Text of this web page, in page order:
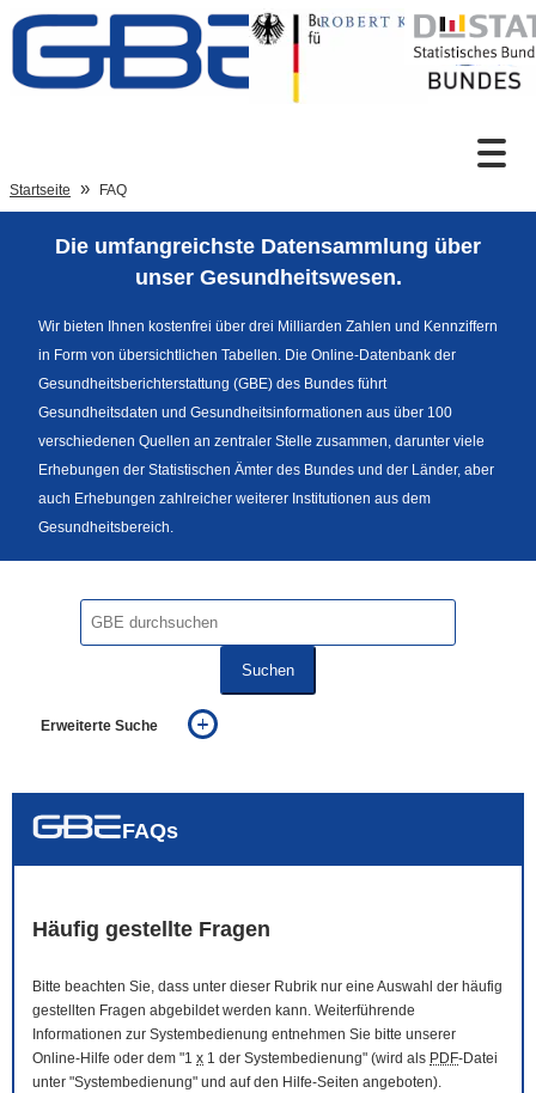
Zum Inhalt
Sprachumschaltung
Fußzeile
Startseite FAQ
Die umfangreichste Datensammlung über
unser Gesundheitswesen.
Wir bieten Ihnen kostenfrei über drei Milliarden Zahlen und Kennziffern
in Form von übersichtlichen Tabellen. Die Online-Datenbank der
Gesundheitsberichterstattung (GBE) des Bundes führt
Gesundheitsdaten und Gesundheitsinformationen aus über 100
verschiedenen Quellen an zentraler Stelle zusammen, darunter viele
Erhebungen der Statistischen Ämter des Bundes und der Länder, aber
auch Erhebungen zahlreicher weiterer Institutionen aus dem
Gesundheitsbereich.
Suchen
Erweiterte Suche
auch in allen Texten suchen (Volltextsuche)
FAQs
Häufig gestellte Fragen
Bitte beachten Sie, dass unter dieser Rubrik nur eine Auswahl der häufig
gestellten Fragen abgebildet werden kann. Weiterführende
Informationen zur Systembedienung entnehmen Sie bitte unserer
Online-Hilfe oder dem "1 x 1 der Systembedienung" (wird als PDF-Datei
unter "Systembedienung" und auf den Hilfe-Seiten angeboten).